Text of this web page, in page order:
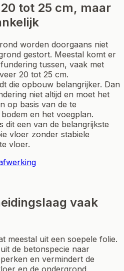
tot 25 cm, maar
worden doorgaans niet
gestort. Meestal komt er
tussen, vaak met
20 tot 25 cm.
die opbouw belangrijker. Dan
niet altijd en moet het
op basis van de te
en het voegplan.
dit een van de belangrijkste
vloer zonder stabiele
vloer.
vaak
meestal uit een soepele folie.
de betonspecie naar
en vermindert de
en de ondergrond.